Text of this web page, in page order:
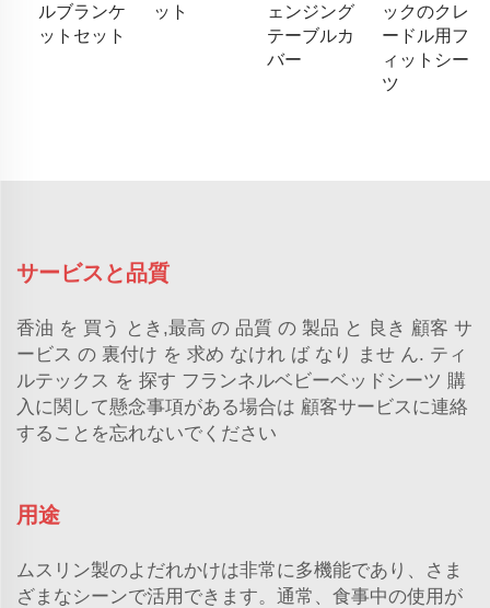
ルブランケ
ットセット
ット
ェンジング
テーブルカ
バー
ックのクレ
ードル用フ
ィットシー
ツ
サービスと品質
香油 を 買う とき,最高 の 品質 の 製品 と 良き 顧客 サ
ービス の 裏付け を 求め なけれ ば なり ませ ん. ティ
ルテックス を 探す フランネルベビーベッドシーツ 購
入に関して懸念事項がある場合は 顧客サービスに連絡
することを忘れないでください
用途
ムスリン製のよだれかけは非常に多機能であり、さま
ざまなシーンで活用できます。通常、食事中の使用が